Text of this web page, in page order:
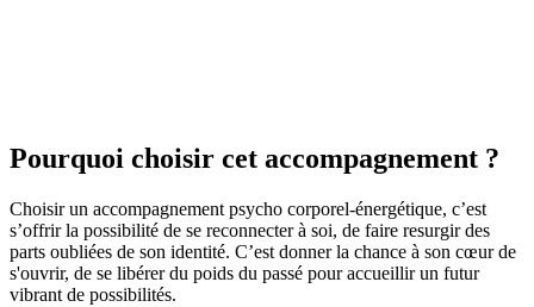
Pourquoi choisir cet accompagnement ?
Choisir un accompagnement psycho corporel-énergétique, c’est
s’offrir la possibilité de se reconnecter à soi, de faire resurgir des
parts oubliées de son identité. C’est donner la chance à son cœur de
s'ouvrir, de se libérer du poids du passé pour accueillir un futur
vibrant de possibilités.